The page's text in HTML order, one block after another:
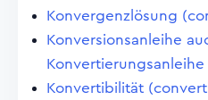
Konvergenzlösung
Konversionsanleihe
Konvertibilität